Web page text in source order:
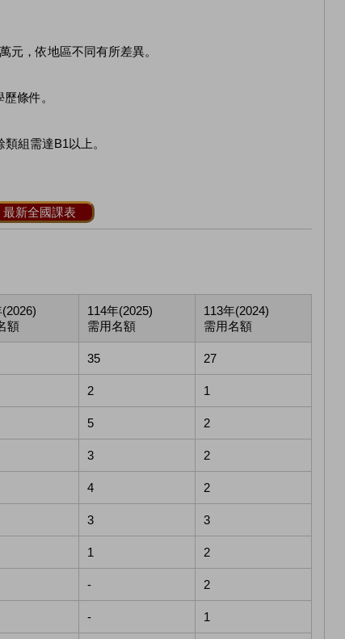
元，依地區不同有所差異。
條件。
組需達B1以上。
最新全國課表
額
114年(2025)
需用名額
113年(2024)
需用名額
35 27
2 1
5 2
3 2
4 2
3 3
1 2
- 2
- 1